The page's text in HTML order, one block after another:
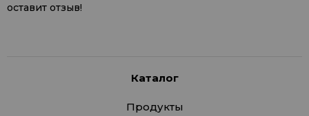
оставит отзыв!
Каталог
Продукты